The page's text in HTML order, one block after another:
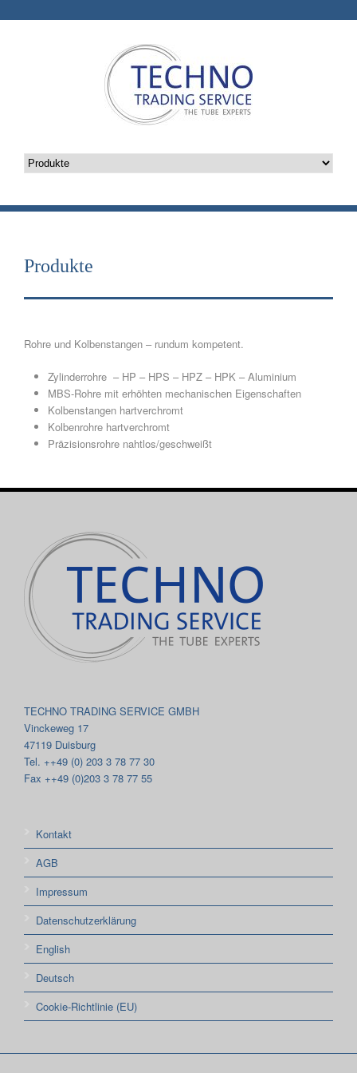
Produkte
Rohre und Kolbenstangen – rundum kompetent.
Zylinderrohre – HP – HPS – HPZ – HPK – Aluminium
MBS-Rohre mit erhöhten mechanischen Eigenschaften
Kolbenstangen hartverchromt
Kolbenrohre hartverchromt
Präzisionsrohre nahtlos/geschweißt
TECHNO TRADING SERVICE GMBH
Vinckeweg 17
47119 Duisburg
Tel. ++49 (0) 203 3 78 77 30
Fax ++49 (0)203 3 78 77 55
Kontakt
AGB
Impressum
Datenschutzerklärung
English
Deutsch
Cookie-Richtlinie (EU)